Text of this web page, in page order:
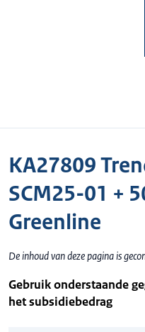
KA27809
SCM25-01 +
Greenline
De inhoud van deze pagina is
Gebruik onderstaande
het subsidiebedrag